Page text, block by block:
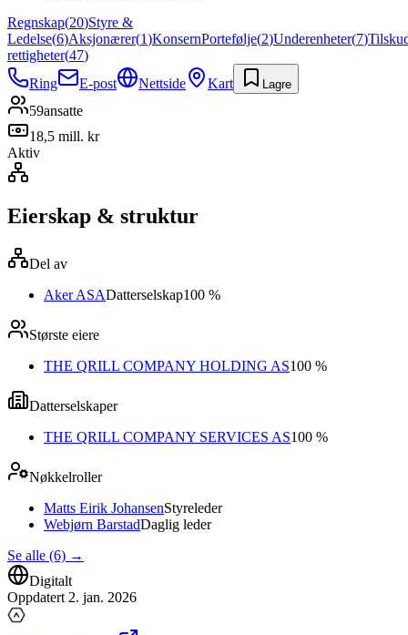
Regnskap(20)Styre &
Ledelse(6)Aksjonærer(1)KonsernPortefølje(2)Underenheter(7)
rettigheter(47)
Ring
E-post Nettside Kart Lagre
59ansatte
18,5 mill. kr
Aktiv
Eierskap & struktur
Del av
Aker ASADatterselskap100 %
Største eiere
THE QRILL COMPANY HOLDING AS100 %
Datterselskaper
THE QRILL COMPANY SERVICES AS100 %
Nøkkelroller
Matts Eirik JohansenStyreleder
Webjørn BarstadDaglig leder
Se alle (6) →
Digitalt
Oppdatert 2. jan. 2026